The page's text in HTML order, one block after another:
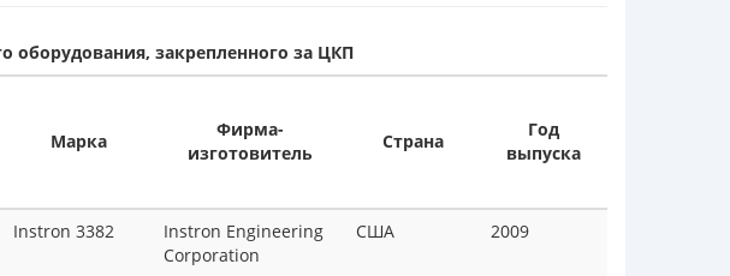
оборудования, закрепленного за ЦКП
Марка
Фирма-
изготовитель
Страна
Год
выпуска
Instron 3382
Instron Engineering
Corporation
США 2009